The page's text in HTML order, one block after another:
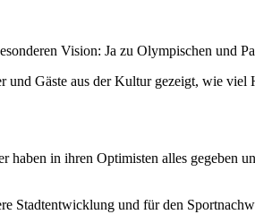
Vision: Ja zu Olympischen und
Gäste aus der Kultur gezeigt, wie
haben in ihren Optimisten alles
Stadtentwicklung und für den